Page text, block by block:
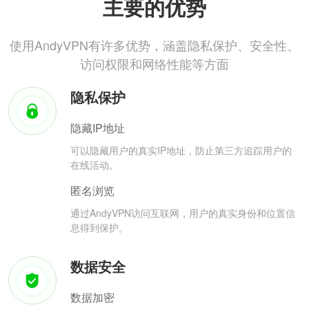
主要的优势
使用AndyVPN有许多优势，涵盖隐私保护、安全性、
访问权限和网络性能等方面
隐私保护
隐藏IP地址
可以隐藏用户的真实IP地址，防止第三方追踪用户的
在线活动。
匿名浏览
通过AndyVPN访问互联网，用户的真实身份和位置信
息得到保护。
数据安全
数据加密